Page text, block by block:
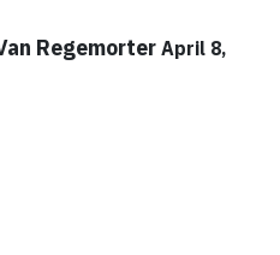
Regemorter April 8,